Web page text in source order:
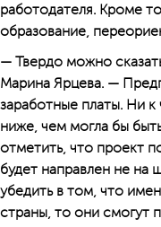
работодателя. Кроме
образование,
— Твердо можно
Марина Ярцева. —
заработные платы. Ни
ниже, чем могла бы
отметить, что проект
будет направлен не на
убедить в том, что
страны, то они смогут